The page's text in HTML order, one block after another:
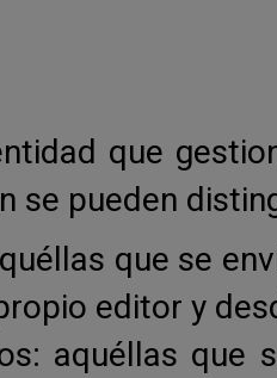
que
se pueden
que se
editor y
aquéllas que